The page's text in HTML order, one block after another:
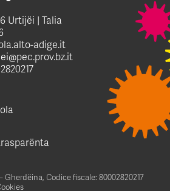
Urtijëi | Talia
adige.it
Gherdëina, Codice fiscale: 80002820217